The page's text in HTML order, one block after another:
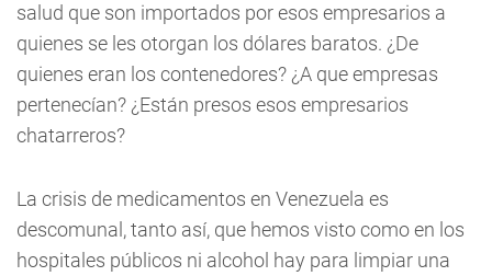
salud que son importados por esos empresarios a
quienes se les otorgan los dólares baratos. ¿De
quienes eran los contenedores? ¿A que empresas
pertenecían? ¿Están presos esos empresarios
chatarreros?
La crisis de medicamentos en Venezuela es
descomunal, tanto así, que hemos visto como en los
hospitales públicos ni alcohol hay para limpiar una